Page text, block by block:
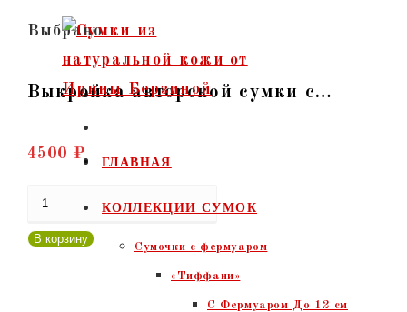
Перейти
содержимому
ГЛАВНАЯ
КОЛЛЕКЦИИ СУМОК
Сумочки c фермуаром
«Тиффани»
С Фермуаром До 12 см
Выбрано:
Выкройка авторской сумки с…
4500 ₽
Количество
товара
В корзину